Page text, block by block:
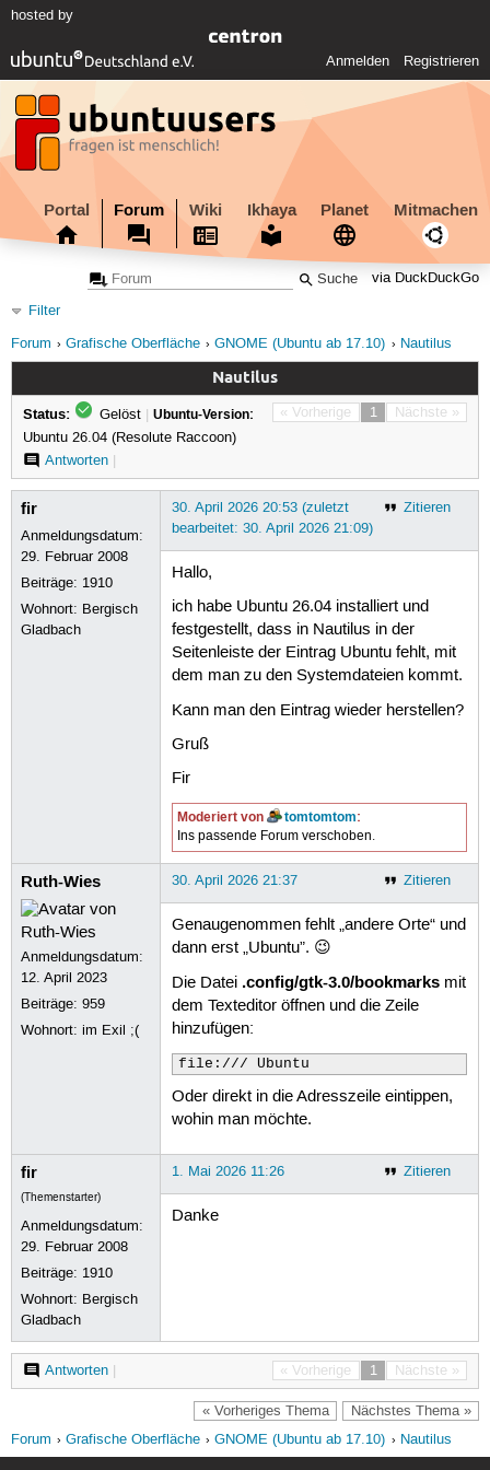
hosted by
Anmelden Registrieren
Portal Forum Wiki Ikhaya Planet Mitmachen
via DuckDuckGo
Filter
Forum
Grafische Oberfläche GNOME (Ubuntu ab 17.10) Nautilus
Nautilus
« Vorherige 1 Nächste »
Status: Gelöst | Ubuntu-Version:
Ubuntu 26.04 (Resolute Raccoon)
Antworten|
fir
Anmeldungsdatum:
29. Februar 2008
Beiträge: 1910
Wohnort: Bergisch
Gladbach
Zitieren
30. April 2026 20:53 (zuletzt
bearbeitet: 30. April 2026 21:09)
Hallo,
ich habe Ubuntu 26.04 installiert und
festgestellt, dass in Nautilus in der
Seitenleiste der Eintrag Ubuntu fehlt, mit
dem man zu den Systemdateien kommt.
Kann man den Eintrag wieder herstellen?
Gruß
Fir
Moderiert von tomtomtom:
Ins passende Forum verschoben.
Ruth-Wies
Anmeldungsdatum:
12. April 2023
Beiträge:959
Wohnort: im Exil ;(
Zitieren
30. April 2026 21:37
Genaugenommen fehlt „andere Orte“ und
dann erst „Ubuntu”. 😉
Die Datei .config/gtk-3.0/bookmarksmit
dem Texteditor öffnen und die Zeile
hinzufügen:
file:/// Ubuntu
Oder direkt in die Adresszeile eintippen,
wohin man möchte.
fir
(Themenstarter)
Anmeldungsdatum:
29. Februar 2008
Beiträge: 1910
Wohnort: Bergisch
Gladbach
Zitieren
1. Mai 2026 11:26
Danke
« Vorherige 1 Nächste »
Antworten|
« Vorheriges Thema Nächstes Thema »
Forum Grafische Oberfläche GNOME (Ubuntu ab 17.10) Nautilus